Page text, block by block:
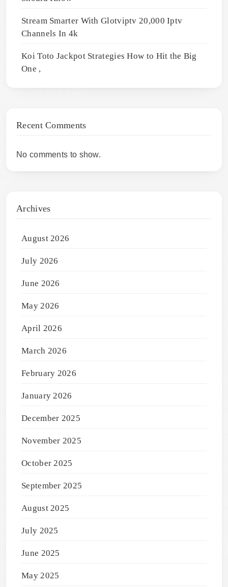
Stream Smarter With Glotviptv 20,000 Iptv
Channels In 4k
Koi Toto Jackpot Strategies How to Hit the Big
One ,
Recent Comments
No comments to show.
Archives
August 2026
July 2026
June 2026
May 2026
April 2026
March 2026
February 2026
January 2026
December 2025
November 2025
October 2025
September 2025
August 2025
July 2025
June 2025
May 2025